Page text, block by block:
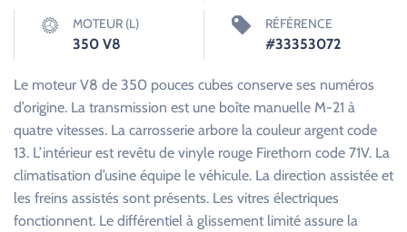
MOTEUR (L)
350 V8
RÉFÉRENCE
#33353072
Le moteur V8 de 350 pouces cubes conserve ses numéros
d’origine. La transmission est une boîte manuelle M-21 à
quatre vitesses. La carrosserie arbore la couleur argent code
13. L’intérieur est revêtu de vinyle rouge Firethorn code 71V. La
climatisation d’usine équipe le véhicule. La direction assistée et
les freins assistés sont présents. Les vitres électriques
fonctionnent. Le différentiel à glissement limité assure la